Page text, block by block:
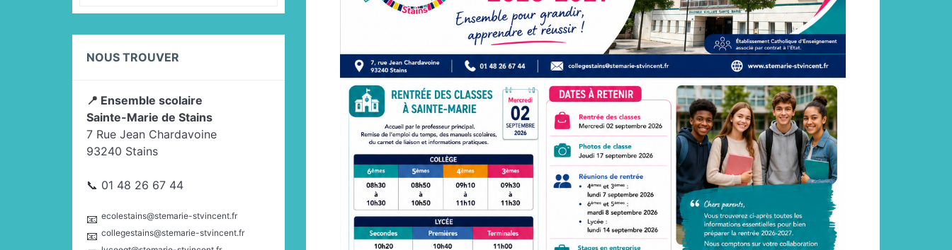
NOUS TROUVER
📍 Ensemble scolaire
Sainte-Marie de Stains
7 Rue Jean Chardavoine
93240 Stains
📞 01 48 26 67 44
📧 ecolestains@stemarie-stvincent.fr
📧 collegestains@stemarie-stvincent.fr